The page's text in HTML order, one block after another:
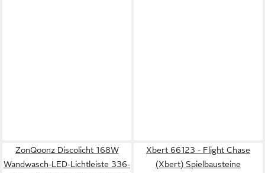
ZonQoonz Discolicht 168W
Wandwasch-LED-Lichtleiste 336-
Xbert 66123 - Flight Chase
(Xbert) Spielbausteine